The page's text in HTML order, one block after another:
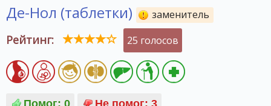
Де-Нол (таблетки) заменитель
Рейтинг: 25 голосов